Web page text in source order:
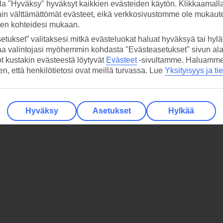
"Hyväksy" hyväksyt kaikkien evästeiden käytön.
välttämättömät evästeet, eikä verkkosivustomme ole
kohteidesi mukaan.
valitaksesi mitkä evästeluokat haluat hyväksyä tai
valintojasi myöhemmin kohdasta "Evästeasetukset" sivun
kustakin evästeestä löytyvät Evästeet-sivultamme.
että henkilötietosi ovat meillä turvassa. Lue Yksityisyys ja
Hyväksy Asetukset Hylkää